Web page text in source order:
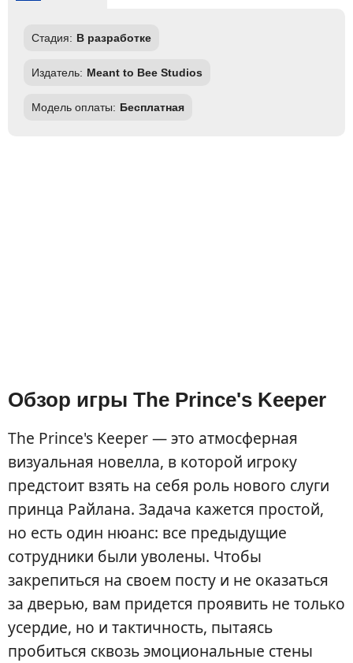
Стадия: В разработке
Издатель: Meant to Bee Studios
Модель оплаты: Бесплатная
Обзор игры The Prince's Keeper
The Prince's Keeper — это атмосферная
визуальная новелла, в которой игроку
предстоит взять на себя роль нового слуги
принца Райлана. Задача кажется простой,
но есть один нюанс: все предыдущие
сотрудники были уволены. Чтобы
закрепиться на своем посту и не оказаться
за дверью, вам придется проявить не только
усердие, но и тактичность, пытаясь
пробиться сквозь эмоциональные стены